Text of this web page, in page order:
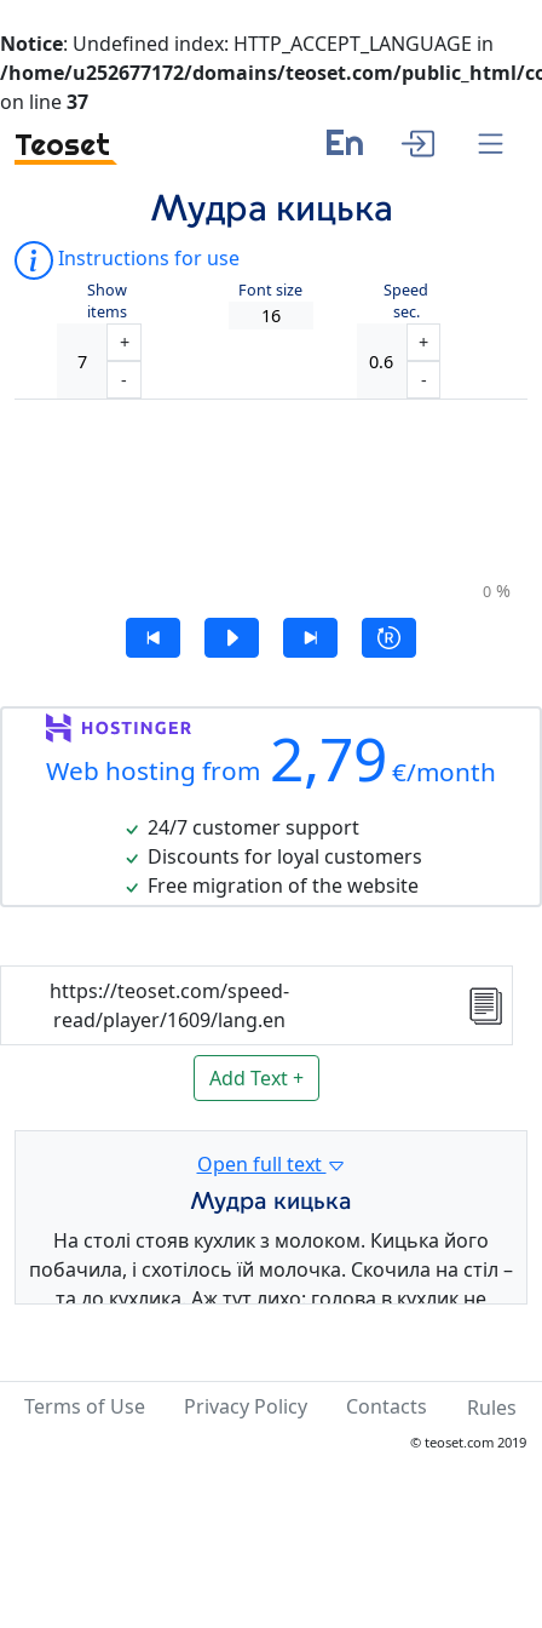
Notice: Undefined index: HTTP_ACCEPT_LANGUAGE in
/home/u252677172/domains/teoset.com/public_html/
on line37
Teoset En
Мудра кицька
Instructions for use
Show
items
+
-
Font size
Speed
sec.
+
-
0%
Web hosting from 2,79 €/month
24/7 customer support
Discounts for loyal customers
Free migration of the website
https://teoset.com/speed-
read/player/1609/lang.en
Add Text +
Open full text
Мудра кицька
На столі стояв кухлик з молоком. Кицька його
побачила, і схотілось їй молочка. Скочила на стіл –
та до кухлика. Аж тут лихо: голова в кухлик не
Засмутилась вона, але ненадовго . . .
Terms of Use Privacy Policy Contacts Rules
© teoset.com 2019